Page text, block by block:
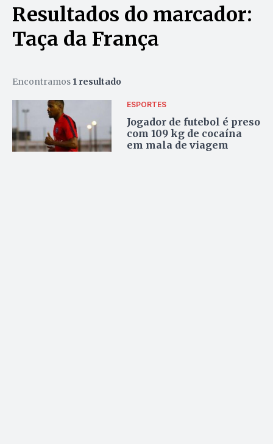
Resultados do marcador:
Taça da França
Encontramos 1 resultado
ESPORTES
Jogador de futebol é preso
com 109 kg de cocaína
em mala de viagem